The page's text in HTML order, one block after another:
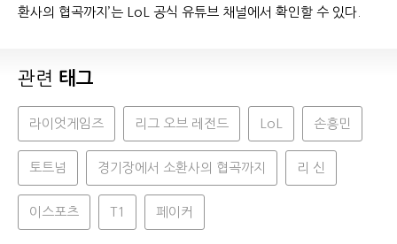
환사의 협곡까지’는 LoL 공식 유튜브 채널에서 확인할 수 있다.
관련 태그
라이엇게임즈 리그 오브 레전드 LoL 손흥민
토트넘 경기장에서 소환사의 협곡까지 리 신
이스포츠 T1 페이커